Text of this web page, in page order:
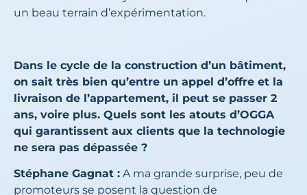
un beau terrain d’expérimentation.
Dans le cycle de la construction d’un bâtiment,
on sait très bien qu’entre un appel d’offre et la
livraison de l’appartement, il peut se passer 2
ans, voire plus. Quels sont les atouts d’OGGA
qui garantissent aux clients que la technologie
ne sera pas dépassée ?
Stéphane Gagnat : A ma grande surprise, peu de
promoteurs se posent la question de